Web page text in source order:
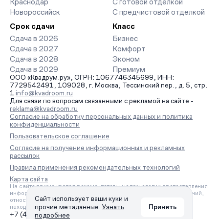
Краснодар
Новороссийск
С готовой отделкой
С предчистовой отделкой
Срок сдачи
Сдача в 2026
Сдача в 2027
Сдача в 2028
Сдача в 2029
Класс
Бизнес
Комфорт
Эконом
Премиум
ООО «Квадрум.ру», ОГРН: 1067746345699, ИНН:
7729542491, 109028, г. Москва, Тессинский пер., д. 5, стр.
1 info@kvadroom.ru
Для связи по вопросам связанными с рекламой на сайте -
reklama@kvadroom.ru
Согласие на обработку персональных данных и политика
конфиденциальности
Пользовательское соглашение
Согласие на получение информационных и рекламных
рассылок
Правила применения рекомендательных технологий
Карта сайта
На сайте применяются рекомендательные технологии предоставления
информации на основе сбора, систематизации и анализа сведений,
относящихся к предпочтениям пользователей сети «Интернет»,
находящихся на территории Российской Федерации.
+7 (495) 157-88-80
Сайт использует ваши куки и
прочие метаданные. Узнать
подробнее
Принять